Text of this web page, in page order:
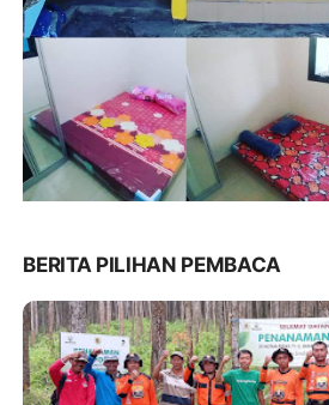
BERITA PILIHAN PEMBACA